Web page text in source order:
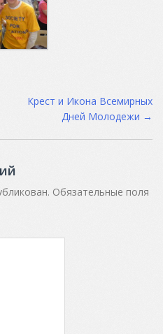
Крест и Икона Всемирных
Дней Молодежи →
Обязательные поля